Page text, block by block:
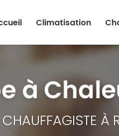
Climatisation
CHAUFFAGISTE À